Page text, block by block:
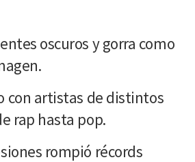
oscuros y gorra como
con artistas de distintos
rap hasta pop.
rompió récords